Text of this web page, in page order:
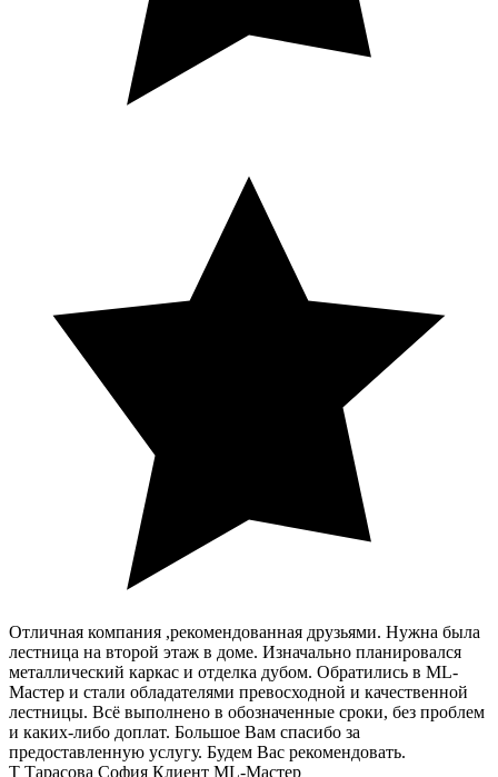
Отличная компания ,рекомендованная друзьями. Нужна была
лестница на второй этаж в доме. Изначально планировался
металлический каркас и отделка дубом. Обратились в ML-
Мастер и стали обладателями превосходной и качественной
лестницы. Всё выполнено в обозначенные сроки, без проблем
и каких-либо доплат. Большое Вам спасибо за
предоставленную услугу. Будем Вас рекомендовать.
Т Тарасова София Клиент ML-Мастер